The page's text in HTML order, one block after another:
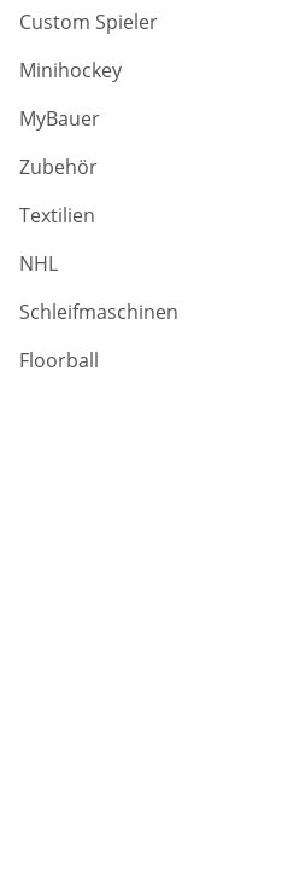
Custom Spieler
Minihockey
MyBauer
Zubehör
Textilien
NHL
Schleifmaschinen
Floorball